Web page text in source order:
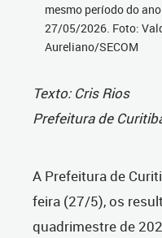
mesmo período do
27/05/2026. Foto:
Aureliano/SECOM
Texto: Cris Rios
Prefeitura de
A Prefeitura de
feira (27/5), os
quadrimestre de